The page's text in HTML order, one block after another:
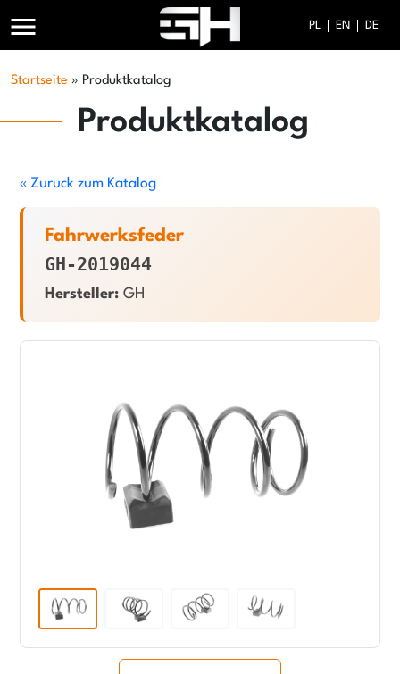
menu PL EN DE
Startseite » Produktkatalog
Produktkatalog
« Zuruck zum Katalog
Fahrwerksfeder
GH-2019044
Hersteller: GH